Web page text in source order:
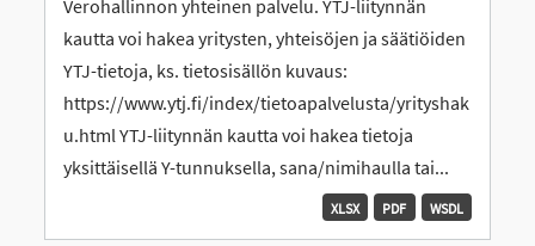
Verohallinnon yhteinen palvelu. YTJ-liitynnän
kautta voi hakea yritysten, yhteisöjen ja säätiöiden
YTJ-tietoja, ks. tietosisällön kuvaus:
https://www.ytj.fi/index/tietoapalvelusta/yrityshak
u.html YTJ-liitynnän kautta voi hakea tietoja
yksittäisellä Y-tunnuksella, sana/nimihaulla tai...
WSDL
PDF
XLSX